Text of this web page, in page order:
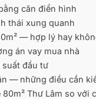
căn điển hình
thái xung quanh
— hợp lý hay
án vay mua nhà
suất đầu tư
— những điều cần
Thư Lâm so với